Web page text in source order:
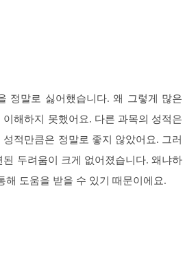
정말로 싫어했습니다. 왜 그렇게 많은
해하지 못했어요. 다른 과목의 성적은
적만큼은 정말로 좋지 않았어요. 그러
된 두려움이 크게 없어졌습니다. 왜냐하
해 도움을 받을 수 있기 때문이에요.